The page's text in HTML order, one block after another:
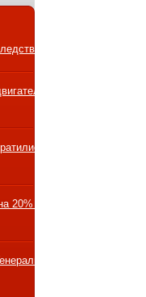
на 10
20% на авто,